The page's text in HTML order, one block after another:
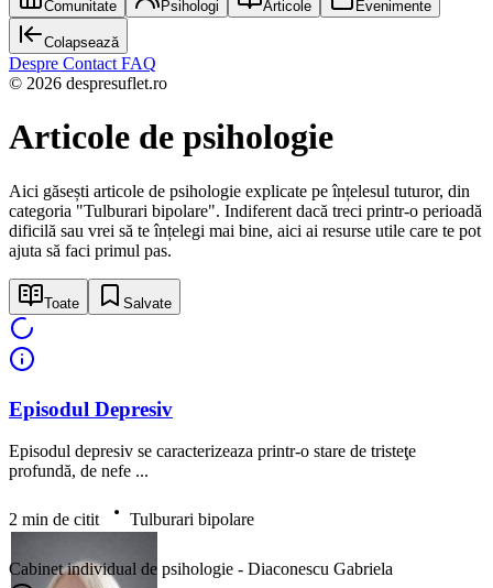
Comunitate Psihologi Articole Evenimente
Colapsează
Despre Contact FAQ
© 2026 despresuflet.ro
Articole de psihologie
Aici găsești articole de psihologie explicate pe înțelesul tuturor, din
categoria "Tulburari bipolare". Indiferent dacă treci printr-o perioadă
dificilă sau vrei să te înțelegi mai bine, aici ai resurse utile care te pot
ajuta să faci primul pas.
Toate Salvate
Episodul Depresiv
Episodul depresiv se caracterizeaza printr-o stare de tristeţe
profundă, de nefe ...
2 min de citit Tulburari bipolare
Cabinet individual de psihologie - Diaconescu Gabriela